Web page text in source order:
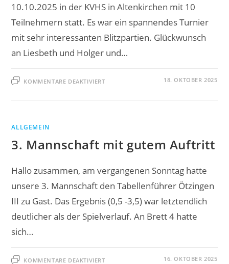
10.10.2025 in der KVHS in Altenkirchen mit 10
Teilnehmern statt. Es war ein spannendes Turnier
mit sehr interessanten Blitzpartien. Glückwunsch
an Liesbeth und Holger und…
KOMMENTARE DEAKTIVIERTFÜR 18. OKTOBER 2025
ALLGEMEIN
3. Mannschaft mit gutem Auftritt
Hallo zusammen, am vergangenen Sonntag hatte
unsere 3. Mannschaft den Tabellenführer Ötzingen
III zu Gast. Das Ergebnis (0,5 -3,5) war letztendlich
deutlicher als der Spielverlauf. An Brett 4 hatte
sich…
KOMMENTARE DEAKTIVIERTFÜR 16. OKTOBER 2025